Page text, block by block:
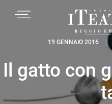
Fondazione
Teatri
Reggio
Emilia
19 GENNAIO 2016
Il gatto con